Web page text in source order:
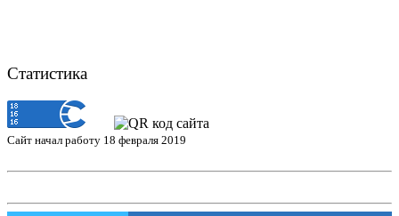
Статистика
Сайт начал работу 18 февраля 2019